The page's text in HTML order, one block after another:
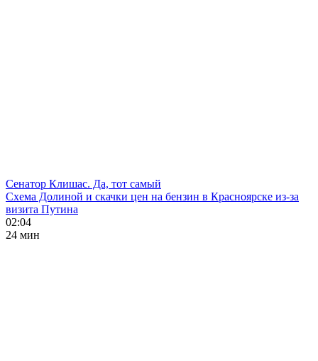
Сенатор Клишас. Да, тот самый
Схема Долиной и скачки цен на бензин в Красноярске из-за
визита Путина
02:04
24 мин